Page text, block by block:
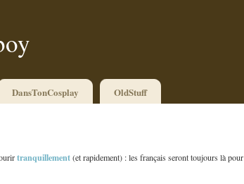
DansTonCosplay OldStuff
tranquillement(et rapidement) : les français seront toujours là pour